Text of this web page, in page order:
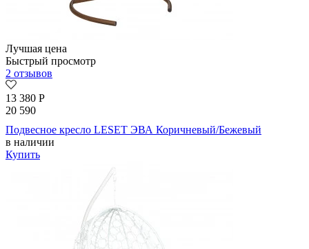
Лучшая цена
Быстрый просмотр
2 отзывов
13 380 Р
20 590
Подвесное кресло LESET ЭВА Коричневый/Бежевый
в наличии
Купить